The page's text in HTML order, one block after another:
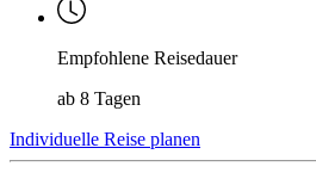
Empfohlene Reisedauer
ab 8 Tagen
Individuelle Reise planen